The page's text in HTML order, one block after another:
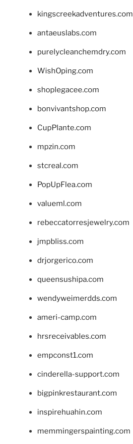
kingscreekadventures.com
antaeuslabs.com
purelycleanchemdry.com
WishOping.com
shoplegacee.com
bonvivantshop.com
CupPlante.com
mpzin.com
stcreal.com
PopUpFlea.com
valueml.com
rebeccatorresjewelry.com
jmpbliss.com
drjorgerico.com
queensushipa.com
wendyweimerdds.com
ameri-camp.com
hrsreceivables.com
empconst1.com
cinderella-support.com
bigpinkrestaurant.com
inspirehuahin.com
memmingerspainting.com